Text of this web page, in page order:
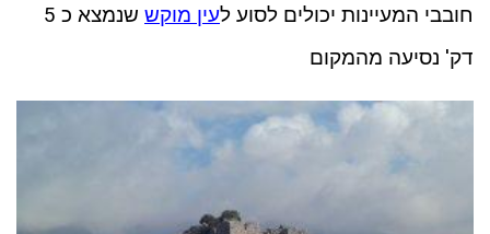
חובבי המעיינות יכולים לסוע לעין מוקש
שנמצא כ 5
דק' נסיעה מהמקום